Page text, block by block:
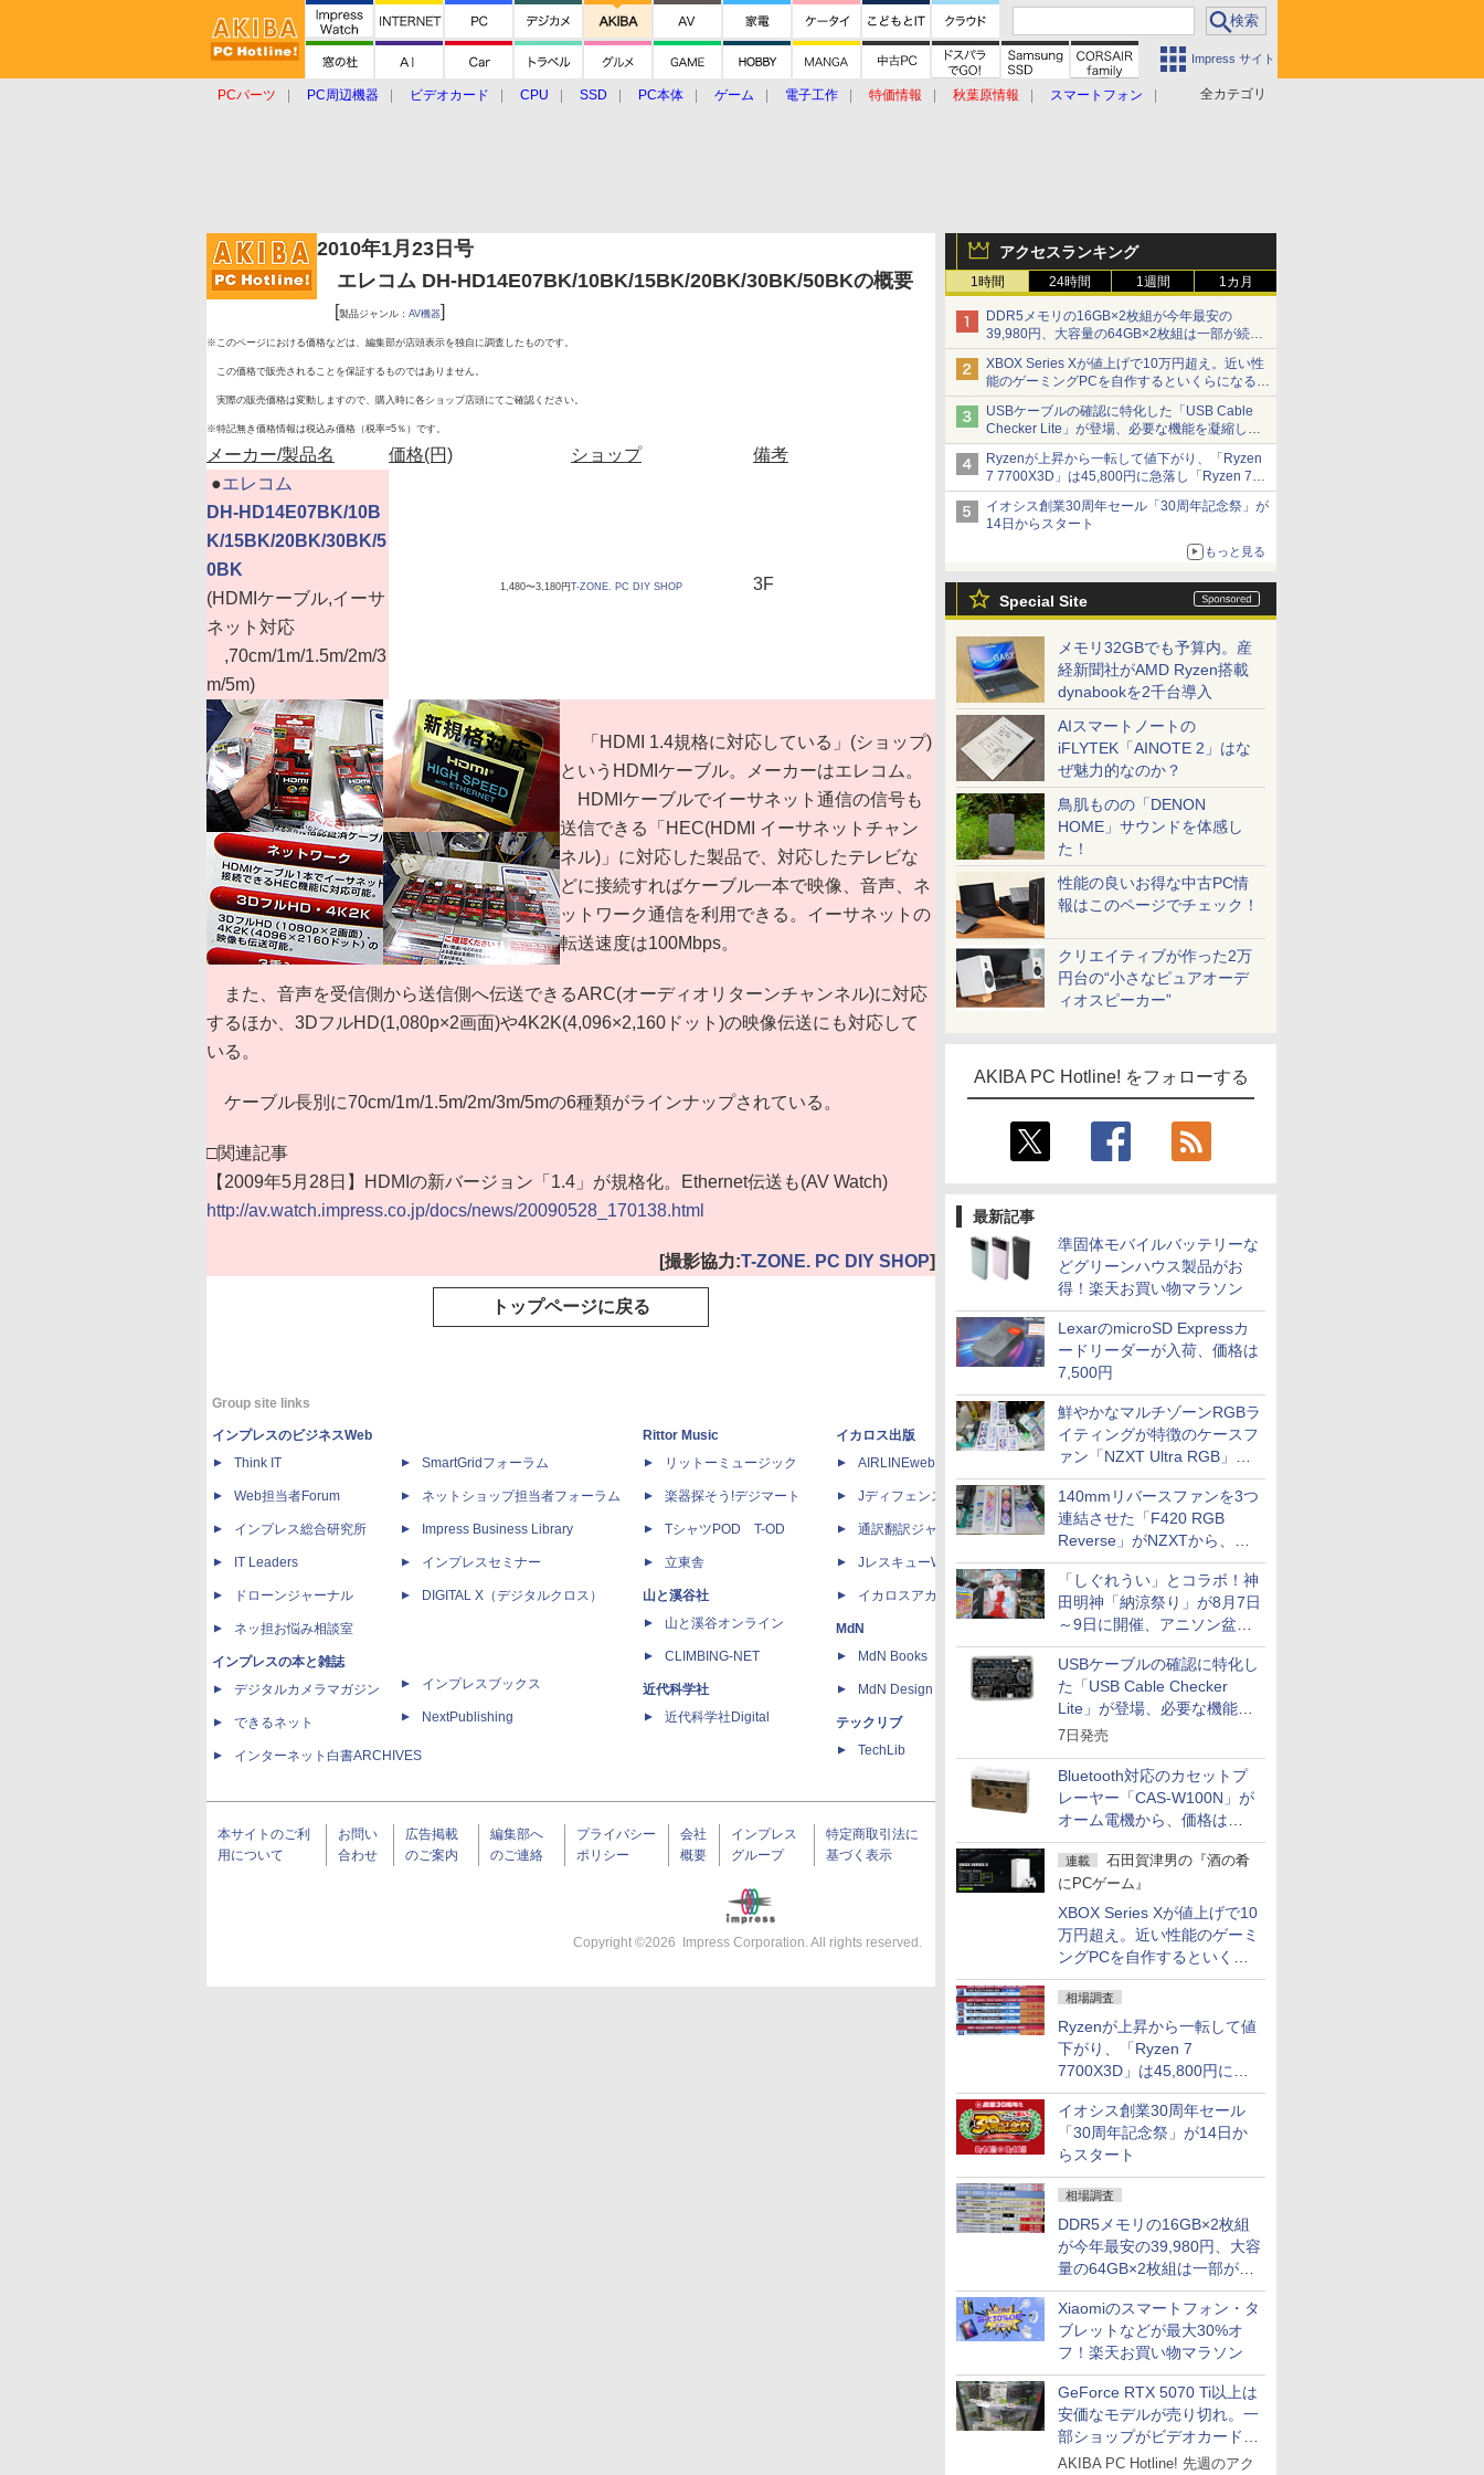
Impress サイト
全カテゴリ
PCパーツ PC周辺機器 ビデオカード CPU SSD PC本体 ゲーム 電子工作 特価情報 秋葉原情報
スマートフォン
アクセスランキング
1時間 24時間 1週間 1カ月
DDR5メモリの16GB×2枚組が今年最安の
39,980円、大容量の64GB×2枚組は一部が続騰
[8月前半のメモリ価格]
XBOX Series Xが値上げで10万円超え。近い性
能のゲーミングPCを自作するといくらになる？
【石田賀津男の『酒の肴にPCゲーム』】
USBケーブルの確認に特化した「USB Cable
Checker Lite」が登場、必要な機能を凝縮しコ
ンパクトに 7日発売
Ryzenが上昇から一転して値下がり、「Ryzen
7 7700X3D」は45,800円に急落し「Ryzen 7
7800X3D」との価格逆転解消 [8月前半のCPU
価格]
イオシス創業30周年セール「30周年記念祭」が
14日からスタート
もっと見る
Special Site
メモリ32GBでも予算内。産
経新聞社がAMD Ryzen搭載
dynabookを2千台導入
AIスマートノートの
iFLYTEK「AINOTE 2」はな
ぜ魅力的なのか？
鳥肌ものの「DENON
HOME」サウンドを体感し
た！
性能の良いお得な中古PC情
報はこのページでチェック！
クリエイティブが作った2万
円台の“小さなピュアオーデ
ィオスピーカー”
AKIBA PC Hotline! をフォローする
最新記事
準固体モバイルバッテリーな
どグリーンハウス製品がお
得！楽天お買い物マラソン
LexarのmicroSD Expressカ
ードリーダーが入荷、価格は
7,500円
鮮やかなマルチゾーンRGBラ
イティングが特徴のケースフ
ァン「NZXT Ultra RGB」が
発売、計8製品
140mmリバースファンを3つ
連結させた「F420 RGB
Reverse」がNZXTから、単
一フレーム採用
「しぐれうい」とコラボ！神
田明神「納涼祭り」が8月7日
～9日に開催、アニソン盆踊
りや屋台グルメなどもあり
USBケーブルの確認に特化し
た「USB Cable Checker
Lite」が登場、必要な機能を
凝縮しコンパクトに
7日発売
Bluetooth対応のカセットプ
レーヤー「CAS-W100N」が
オーム電機から、価格は
5,940円
連載
石田賀津男の『酒の肴
にPCゲーム』
XBOX Series Xが値上げで10
万円超え。近い性能のゲーミ
ングPCを自作するといくら
になる？
相場調査
Ryzenが上昇から一転して値
下がり、「Ryzen 7
7700X3D」は45,800円に急
落し「Ryzen 7 7800X3D」
との価格逆転解消 [8月前半の
CPU価格]
イオシス創業30周年セール
「30周年記念祭」が14日か
らスタート
相場調査
DDR5メモリの16GB×2枚組
が今年最安の39,980円、大容
量の64GB×2枚組は一部が続
騰 [8月前半のメモリ価格]
Xiaomiのスマートフォン・タ
ブレットなどが最大30%オ
フ！楽天お買い物マラソン
GeForce RTX 5070 Ti以上は
安価なモデルが売り切れ。一
部ショップがビデオカードの
購入制限を実施したニュース
AKIBA PC Hotline! 先週のアク
2010年1月23日号
エレコム DH-HD14E07BK/10BK/15BK/20BK/30BK/50BKの概要
[製品ジャンル： AV機器]
※このページにおける価格などは、編集部が店頭表示を独自に調査したものです。
この価格で販売されることを保証するものではありません。
実際の販売価格は変動しますので、購入時に各ショップ店頭にてご確認ください。
※特記無き価格情報は税込み価格（税率=5％）です。
メーカー/製品名 価格(円) ショップ
備考
●エレコム
DH-HD14E07BK/10B
K/15BK/20BK/30BK/5
0BK
(HDMIケーブル,イーサ
ネット対応
,70cm/1m/1.5m/2m/3
m/5m)
1,480〜3,180円T-ZONE. PC DIY SHOP 3F
「HDMI 1.4規格に対応している」(ショップ)
というHDMIケーブル。メーカーはエレコム。
HDMIケーブルでイーサネット通信の信号も
送信できる「HEC(HDMI イーサネットチャン
ネル)」に対応した製品で、対応したテレビな
どに接続すればケーブル一本で映像、音声、ネ
ットワーク通信を利用できる。イーサネットの
転送速度は100Mbps。
また、音声を受信側から送信側へ伝送できるARC(オーディオリターンチャンネル)に対応
するほか、3DフルHD(1,080p×2画面)や4K2K(4,096×2,160ドット)の映像伝送にも対応して
いる。
ケーブル長別に70cm/1m/1.5m/2m/3m/5mの6種類がラインナップされている。
□関連記事
【2009年5月28日】HDMIの新バージョン「1.4」が規格化。Ethernet伝送も(AV Watch)
http://av.watch.impress.co.jp/docs/news/20090528_170138.html
[撮影協力:T-ZONE. PC DIY SHOP]
トップページに戻る
Group site links
インプレスのビジネスWeb
Think IT
Web担当者Forum
インプレス総合研究所
IT Leaders
ドローンジャーナル
ネッ担お悩み相談室
インプレスの本と雑誌
デジタルカメラマガジン
できるネット
インターネット白書ARCHIVES
SmartGridフォーラム
ネットショップ担当者フォーラム
Impress Business Library
インプレスセミナー
DIGITAL X（デジタルクロス）
インプレスブックス
NextPublishing
Rittor Music
リットーミュージック
楽器探そう!デジマート
TシャツPOD T-OD
立東舎
山と溪谷社
山と溪谷オンライン
CLIMBING-NET
近代科学社
近代科学社Digital
イカロス出版
AIRLINEweb
Jディフェンスニュース
通訳翻訳ジャーナル
JレスキューWeb
イカロスアカデミー
MdN
MdN Books
MdN Design Interactive
テックリブ
TechLib
ICE
天海社
Comic curea
impress QuickBooks
PUBFUN
パブファンセルフ
IPGネットワーク
TシャツPOD pTa.shop
カスタム写真集POD fabli
Impress Group Publication Informa
tion
本サイトのご利
用について
お問い
合わせ
広告掲載
のご案内
編集部へ
のご連絡
プライバシー
ポリシー
会社
概要
インプレス
グループ
特定商取引法に
基づく表示
Copyright ©2026 Impress Corporation. All rights reserved.